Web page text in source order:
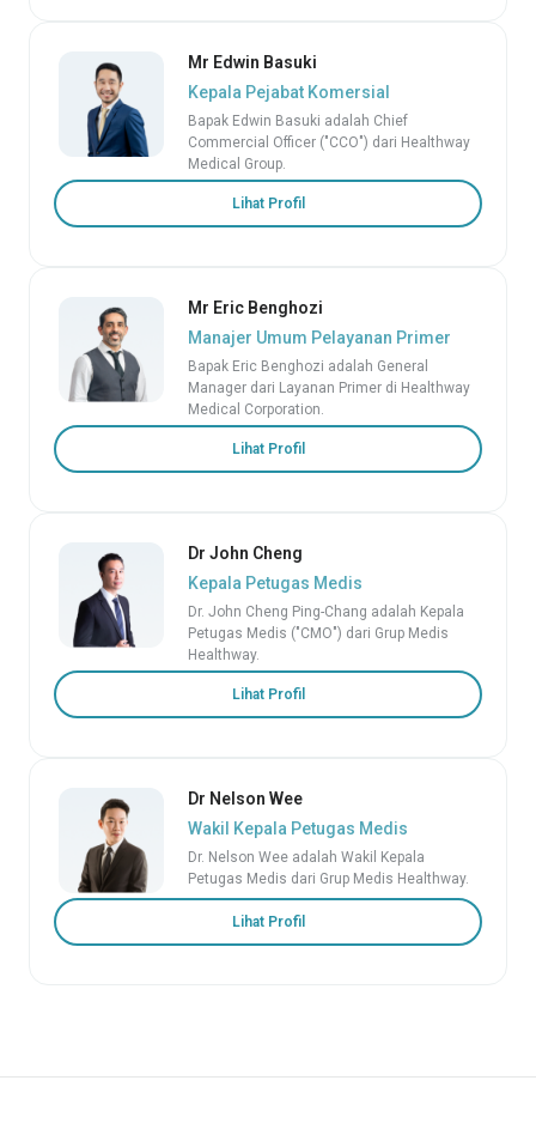
Mr Edwin Basuki
Kepala Pejabat Komersial
Bapak Edwin Basuki adalah Chief
Commercial Officer ("CCO") dari Healthway
Medical Group.
Lihat Profil
Mr Eric Benghozi
Manajer Umum Pelayanan Primer
Bapak Eric Benghozi adalah General
Manager dari Layanan Primer di Healthway
Medical Corporation.
Lihat Profil
Dr John Cheng
Kepala Petugas Medis
Dr. John Cheng Ping-Chang adalah Kepala
Petugas Medis ("CMO") dari Grup Medis
Healthway.
Lihat Profil
Dr Nelson Wee
Wakil Kepala Petugas Medis
Dr. Nelson Wee adalah Wakil Kepala
Petugas Medis dari Grup Medis Healthway.
Lihat Profil